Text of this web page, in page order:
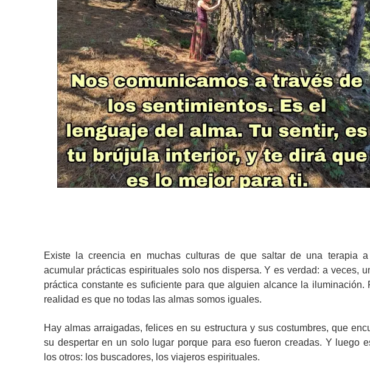
Existe la creencia en muchas culturas de que saltar de una terapia
acumular prácticas espirituales solo nos dispersa. Y es verdad: a veces,
práctica constante es suficiente para que alguien alcance la iluminación.
realidad es que no todas las almas somos iguales.
Hay almas arraigadas, felices en su estructura y sus costumbres, que
su despertar en un solo lugar porque para eso fueron creadas. Y luego
los otros: los buscadores, los viajeros espirituales.